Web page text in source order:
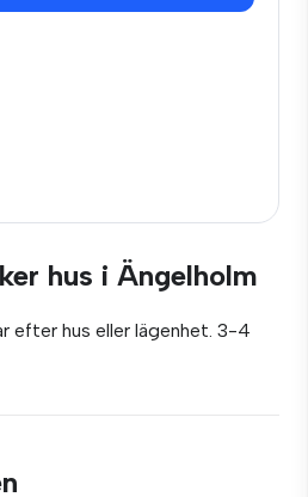
hus i Ängelholm
efter hus eller lägenhet. 3-4